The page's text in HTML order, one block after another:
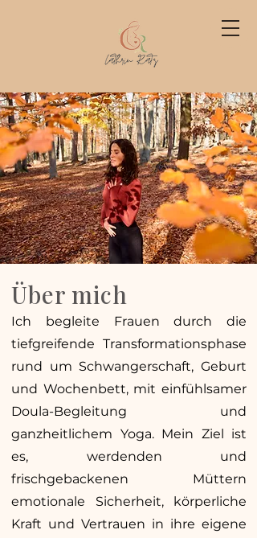
Über mich
Ich begleite Frauen durch die
tiefgreifende Transformationsphase
rund um Schwangerschaft, Geburt
und Wochenbett, mit einfühlsamer
Doula-Begleitung und
ganzheitlichem Yoga. Mein Ziel ist
es, werdenden und
frischgebackenen Müttern
emotionale Sicherheit, körperliche
Kraft und Vertrauen in ihre eigene